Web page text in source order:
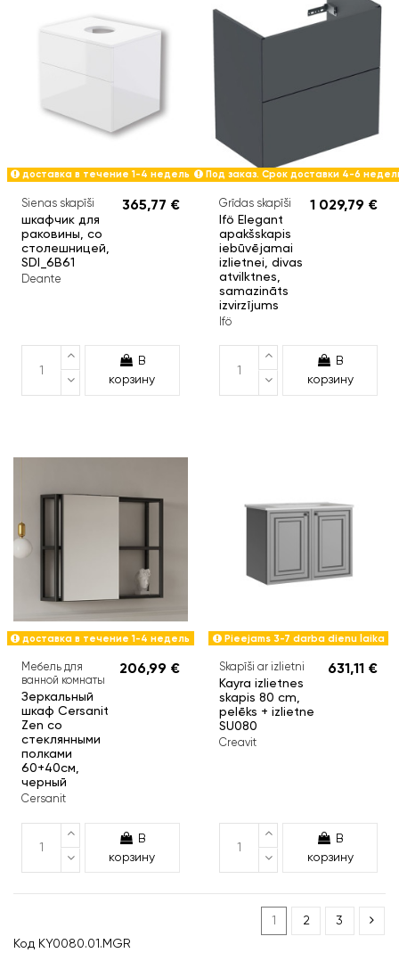
доставка в течение 1-4 недель
Sienas skapīši
шкафчик для
раковины, со
столешницей,
SDI_6B61
Deante
365,77 €
В
корзину
Под заказ. Срок доставки 4-6
Grīdas skapīši
Ifö Elegant
apakšskapis
iebūvējamai
izlietnei, divas
atvilktnes,
samazināts
izvirzījums
Ifö
1 029,79 €
В
корзину
доставка в течение 1-4 недель
Мебель для
ванной комнаты
Зеркальный
шкаф Cersanit
Zen со
стеклянными
полками
60+40см,
черный
Cersanit
206,99 €
В
корзину
Pieejams 3-7 darba dienu laika
Skapīši ar izlietni
Kayra izlietnes
skapis 80 cm,
pelēks + izlietne
SU080
Creavit
631,11 €
В
корзину
1 2
3
Код KY0080.01.MGR